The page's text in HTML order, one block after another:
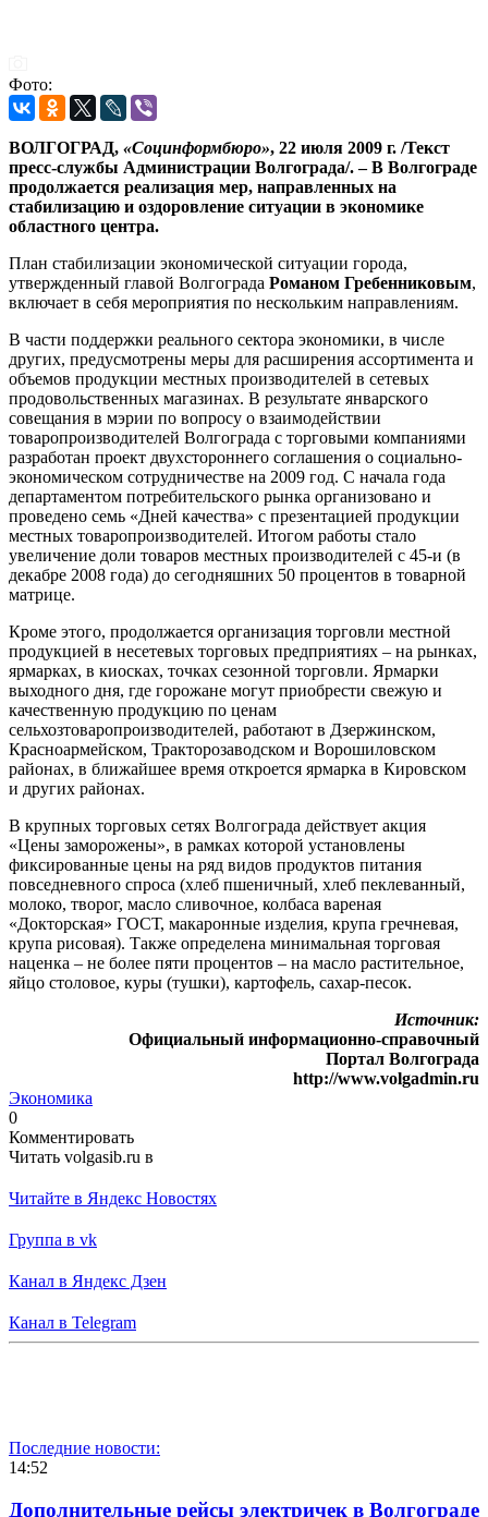
Фото:
ВОЛГОГРАД, «Социнформбюро», 22 июля 2009 г. /Текст
пресс-службы Администрации Волгограда/. – В Волгограде
продолжается реализация мер, направленных на
стабилизацию и оздоровление ситуации в экономике
областного центра.
План стабилизации экономической ситуации города,
утвержденный главой Волгограда Романом Гребенниковым,
включает в себя мероприятия по нескольким направлениям.
В части поддержки реального сектора экономики, в числе
других, предусмотрены меры для расширения ассортимента и
объемов продукции местных производителей в сетевых
продовольственных магазинах. В результате январского
совещания в мэрии по вопросу о взаимодействии
товаропроизводителей Волгограда с торговыми компаниями
разработан проект двухстороннего соглашения о социально-
экономическом сотрудничестве на 2009 год. С начала года
департаментом потребительского рынка организовано и
проведено семь «Дней качества» с презентацией продукции
местных товаропроизводителей. Итогом работы стало
увеличение доли товаров местных производителей с 45-и (в
декабре 2008 года) до сегодняшних 50 процентов в товарной
матрице.
Кроме этого, продолжается организация торговли местной
продукцией в несетевых торговых предприятиях – на рынках,
ярмарках, в киосках, точках сезонной торговли. Ярмарки
выходного дня, где горожане могут приобрести свежую и
качественную продукцию по ценам
сельхозтоваропроизводителей, работают в Дзержинском,
Красноармейском, Тракторозаводском и Ворошиловском
районах, в ближайшее время откроется ярмарка в Кировском
и других районах.
В крупных торговых сетях Волгограда действует акция
«Цены заморожены», в рамках которой установлены
фиксированные цены на ряд видов продуктов питания
повседневного спроса (хлеб пшеничный, хлеб пеклеванный,
молоко, творог, масло сливочное, колбаса вареная
«Докторская» ГОСТ, макаронные изделия, крупа гречневая,
крупа рисовая). Также определена минимальная торговая
наценка – не более пяти процентов – на масло растительное,
яйцо столовое, куры (тушки), картофель, сахар-песок.
Источник:
Официальный информационно-справочный
Портал Волгограда
http://www.volgadmin.ru
Экономика
0
Комментировать
Читать volgasib.ru в
Читайте в Яндекс Новостях
Группа в vk
Канал в Яндекс Дзен
Канал в Telegram
Последние новости:
14:52
Дополнительные рейсы электричек в Волгограде